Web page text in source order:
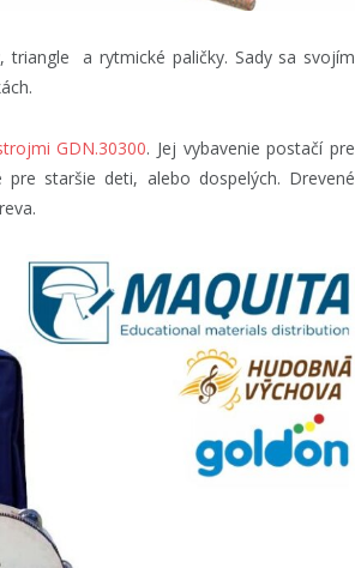
triangle a rytmické paličky. Sady sa svojím
GDN.30300. Jej vybavenie postačí pre
staršie deti, alebo dospelých. Drevené